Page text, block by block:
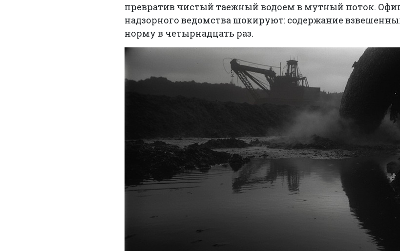
превратив чистый таежный водоем в мутный поток.
надзорного ведомства шокируют: содержание
норму в четырнадцать раз.